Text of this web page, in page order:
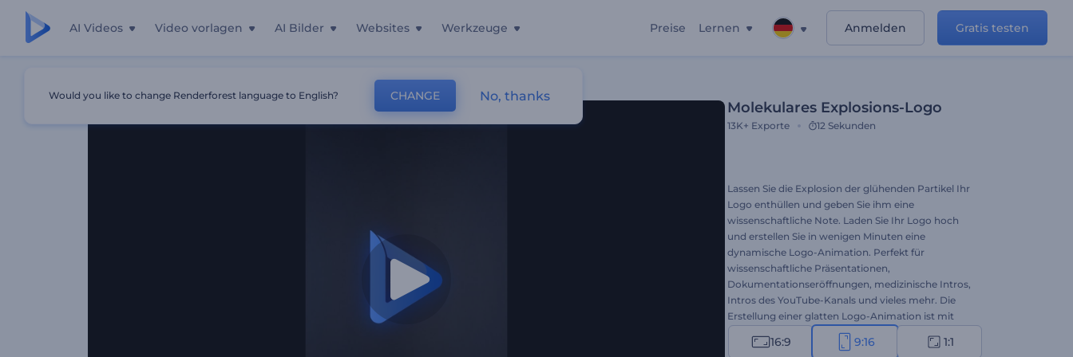
AI Videos Video vorlagen AI Bilder Websites Werkzeuge Preise Lernen Anmelden Gratis testen
Molekulares Explosions-Logo
13K+ Exporte 12 Sekunden
Lassen Sie die Explosion der glühenden Partikel Ihr
Logo enthüllen und geben Sie ihm eine
wissenschaftliche Note. Laden Sie Ihr Logo hoch
und erstellen Sie in wenigen Minuten eine
dynamische Logo-Animation. Perfekt für
wissenschaftliche Präsentationen,
Dokumentationseröffnungen, medizinische Intros,
Intros des YouTube-Kanals und vieles mehr. Die
Erstellung einer glatten Logo-Animation ist mit
derm Molekularen Explosions-Logo nur ein paar
Klicks entfernt. Probieren Sie es jetzt aus!
16:9 9:16 1:1
Would you like to change Renderforest language to English? CHANGE No, thanks